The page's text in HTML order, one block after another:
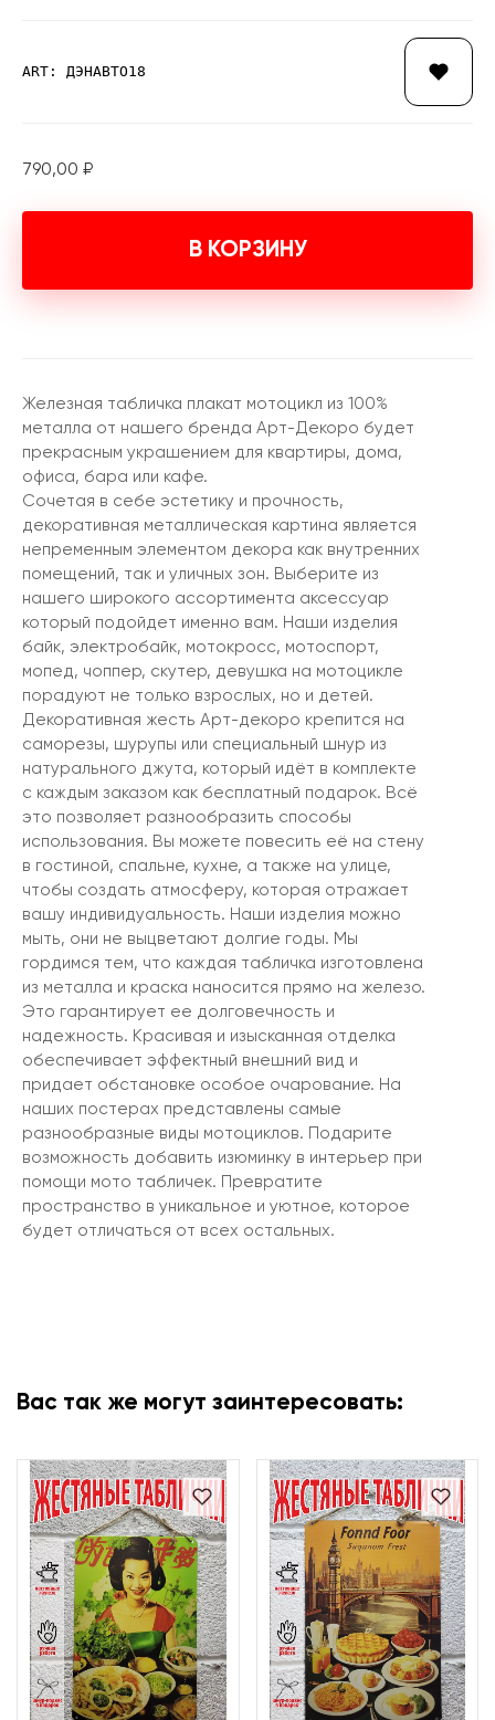
ART: ДЭНАВТО18
790,00 ₽
В КОРЗИНУ
Железная табличка плакат мотоцикл из 100%
металла от нашего бренда Арт-Декоро будет
прекрасным украшением для квартиры, дома,
офиса, бара или кафе.
Сочетая в себе эстетику и прочность,
декоративная металлическая картина является
непременным элементом декора как внутренних
помещений, так и уличных зон. Выберите из
нашего широкого ассортимента аксессуар
который подойдет именно вам. Наши изделия
байк, электробайк, мотокросс, мотоспорт,
мопед, чоппер, скутер, девушка на мотоцикле
порадуют не только взрослых, но и детей.
Декоративная жесть Арт-декоро крепится на
саморезы, шурупы или специальный шнур из
натурального джута, который идёт в комплекте
с каждым заказом как бесплатный подарок. Всё
это позволяет разнообразить способы
использования. Вы можете повесить её на стену
в гостиной, спальне, кухне, а также на улице,
чтобы создать атмосферу, которая отражает
вашу индивидуальность. Наши изделия можно
мыть, они не выцветают долгие годы. Мы
гордимся тем, что каждая табличка изготовлена
из металла и краска наносится прямо на железо.
Это гарантирует ее долговечность и
надежность. Красивая и изысканная отделка
обеспечивает эффектный внешний вид и
придает обстановке особое очарование. На
наших постерах представлены самые
разнообразные виды мотоциклов. Подарите
возможность добавить изюминку в интерьер при
помощи мото табличек. Превратите
пространство в уникальное и уютное, которое
будет отличаться от всех остальных.
Вас так же могут заинтересовать: